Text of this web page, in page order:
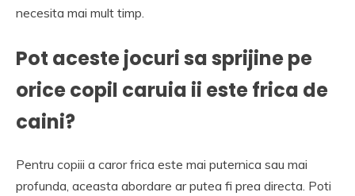
necesita mai mult timp.
Pot aceste jocuri sa sprijine pe
orice copil caruia ii este frica de
caini?
Pentru copiii a caror frica este mai puternica sau mai
profunda, aceasta abordare ar putea fi prea directa. Poti